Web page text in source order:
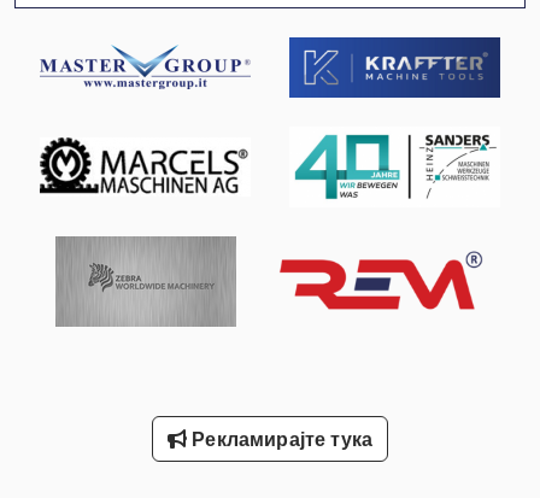
Машина За Мелење На Сечилата
Машина За Сечење
Машина За Сечење На Агли
Машина За Сечење На Вода
Машина За Сечење На Жица
Машина За Сечење На Кров
Машинска Машина За Сечење
Северна Клима Сала За Греење
Рекламирајте тука